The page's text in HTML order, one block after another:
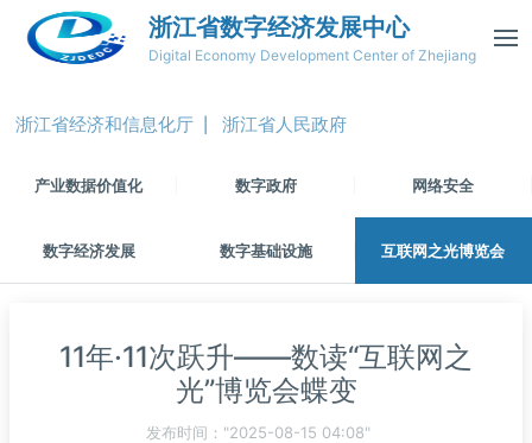
浙江省数字经济发展中心
Digital Economy Development Center of Zhejiang
浙江省经济和信息化厅 浙江省人民政府
网络安全
数字政府
产业数据价值化
互联网之光博览会
数字基础设施
数字经济发展
11年·11次跃升——数读“互联网之
光”博览会蝶变
发布时间："2025-08-15 04:08"